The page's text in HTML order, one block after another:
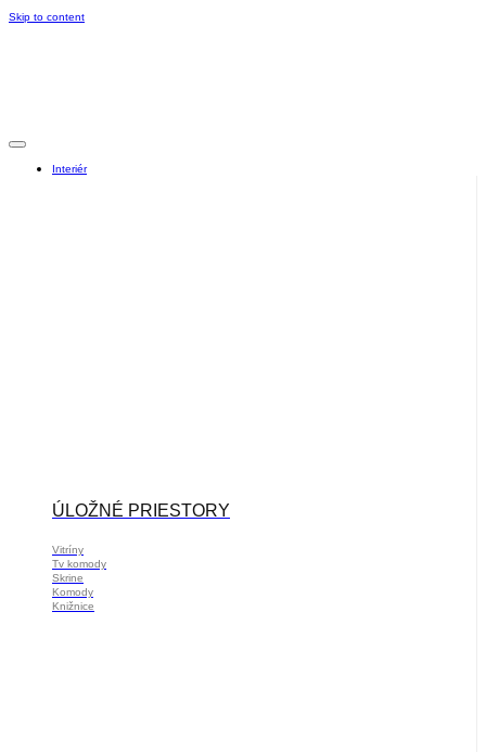
Skip to content
Interiér
ÚLOŽNÉ PRIESTORY
Vitríny
Tv komody
Skrine
Komody
Knižnice